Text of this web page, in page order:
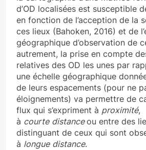
d’OD localisées est susceptible
en fonction de l’acception de la
ces lieux (Bahoken, 2016) et de
géographique d’observation de
autrement, la prise en compte
relatives des OD les unes par
une échelle géographique
de leurs espacements (pour ne
éloignements) va permettre de
flux qui s’expriment à proximité,
à courte distanceou entre des
distinguant de ceux qui sont
à longue distance.